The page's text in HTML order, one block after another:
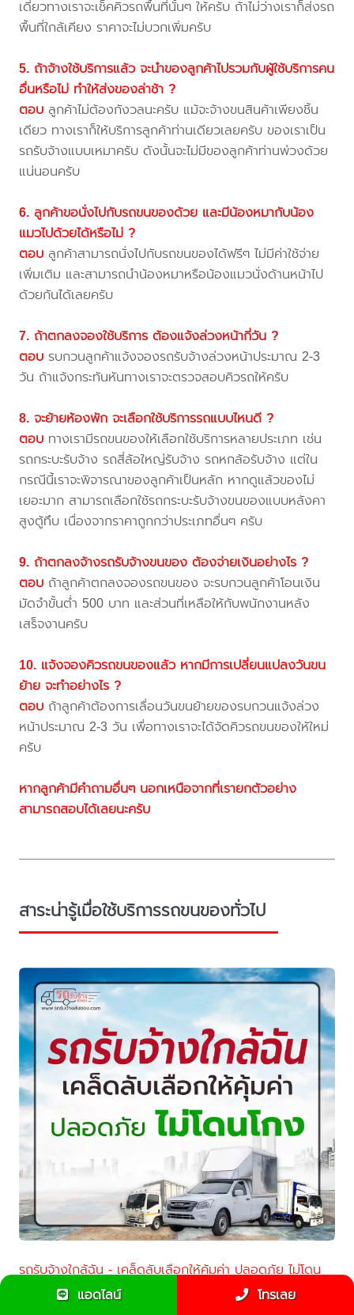
เดี๋ยวทางเราจะเช็คคิวรถพื้นที่นั้นๆ ให้ครับ ถ้าไม่ว่างเราก็ส่งรถ
พื้นที่ใกล้เคียง ราคาจะไม่บวกเพิ่มครับ
5. ถ้าจ้างใช้บริการแล้ว จะนำของลูกค้าไปรวมกับผู้ใช้บริการคน
อื่นหรือไม่ ทำให้ส่งของล่าช้า ?
ตอบ ลูกค้าไม่ต้องกังวลนะครับ แม้จะจ้างขนสินค้าเพียงชิ้น
เดียว ทางเราก็ให้บริการลูกค้าท่านเดียวเลยครับ ของเราเป็น
รถรับจ้างแบบเหมาครับ ดังนั้นจะไม่มีของลูกค้าท่านพ่วงด้วย
แน่นอนครับ
6. ลูกค้าขอนั่งไปกับรถขนของด้วย และมีน้องหมากับน้อง
แมวไปด้วยได้หรือไม่ ?
ตอบ ลูกค้าสามารถนั่งไปกับรถขนของได้ฟรีๆ ไม่มีค่าใช้จ่าย
เพิ่มเติม และสามารถนำน้องหมาหรือน้องแมวนั่งด้านหน้าไป
ด้วยกันได้เลยครับ
7. ถ้าตกลงจองใช้บริการ ต้องแจ้งล่วงหน้ากี่วัน ?
ตอบ รบกวนลูกค้าแจ้งจองรถรับจ้างล่วงหน้าประมาณ 2-3
วัน ถ้าแจ้งกระทันหันทางเราจะตรวจสอบคิวรถให้ครับ
8. จะย้ายห้องพัก จะเลือกใช้บริการรถแบบไหนดี ?
ตอบ ทางเรามีรถขนของให้เลือกใช้บริการหลายประเภท เช่น
รถกระบะรับจ้าง รถสี่ล้อใหญ่รับจ้าง รถหกล้อรับจ้าง แต่ใน
กรณีนี้เราจะพิจารณาของลูกค้าเป็นหลัก หากดูแล้วของไม่
เยอะมาก สามารถเลือกใช้รถกระบะรับจ้างขนของแบบหลังคา
สูงตู้ทึบ เนื่องจากราคาถูกกว่าประเภทอื่นๆ ครับ
9. ถ้าตกลงจ้างรถรับจ้างขนของ ต้องจ่ายเงินอย่างไร ?
ตอบ ถ้าลูกค้าตกลงจองรถขนของ จะรบกวนลูกค้าโอนเงิน
มัดจำขั้นต่ำ 500 บาท และส่วนที่เหลือให้กับพนักงานหลัง
เสร็จงานครับ
10. แจ้งจองคิวรถขนของแล้ว หากมีการเปลี่ยนแปลงวันขน
ย้าย จะทำอย่างไร ?
ตอบ ถ้าลูกค้าต้องการเลื่อนวันขนย้ายของรบกวนแจ้งล่วง
หน้าประมาณ 2-3 วัน เพื่อทางเราจะได้จัดคิวรถขนของให้ใหม่
ครับ
หากลูกค้ามีคำถามอื่นๆ นอกเหนือจากที่เรายกตัวอย่าง
สามารถสอบได้เลยนะครับ
สาระน่ารู้เมื่อใช้บริการรถขนของทั่วไป
รถรับจ้างใกล้ฉัน - เคล็ดลับเลือกให้คุ้มค่า ปลอดภัย ไม่โดน
แอดไลน์ โทรเลย